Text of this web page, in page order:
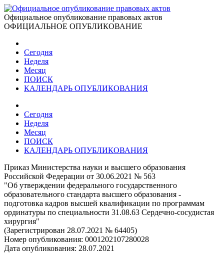
Официальное опубликование правовых актов
ОФИЦИАЛЬНОЕ ОПУБЛИКОВАНИЕ
Сегодня
Неделя
Месяц
ПОИСК
КАЛЕНДАРЬ ОПУБЛИКОВАНИЯ
Сегодня
Неделя
Месяц
ПОИСК
КАЛЕНДАРЬ ОПУБЛИКОВАНИЯ
Приказ Министерства науки и высшего образования
Российской Федерации от 30.06.2021 № 563
"Об утверждении федерального государственного
образовательного стандарта высшего образования -
подготовка кадров высшей квалификации по программам
ординатуры по специальности 31.08.63 Сердечно-сосудистая
хирургия"
(Зарегистрирован 28.07.2021 № 64405)
Номер опубликования: 0001202107280028
Дата опубликования: 28.07.2021